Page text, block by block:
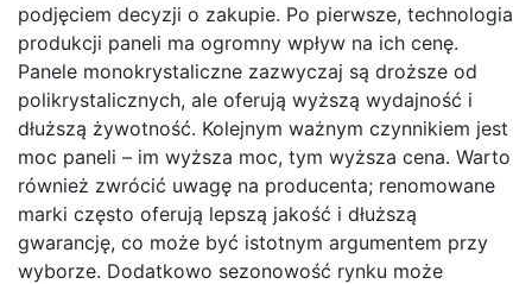
podjęciem decyzji o zakupie. Po pierwsze, technologia
produkcji paneli ma ogromny wpływ na ich cenę.
Panele monokrystaliczne zazwyczaj są droższe od
polikrystalicznych, ale oferują wyższą wydajność i
dłuższą żywotność. Kolejnym ważnym czynnikiem jest
moc paneli – im wyższa moc, tym wyższa cena. Warto
również zwrócić uwagę na producenta; renomowane
marki często oferują lepszą jakość i dłuższą
gwarancję, co może być istotnym argumentem przy
wyborze. Dodatkowo sezonowość rynku może